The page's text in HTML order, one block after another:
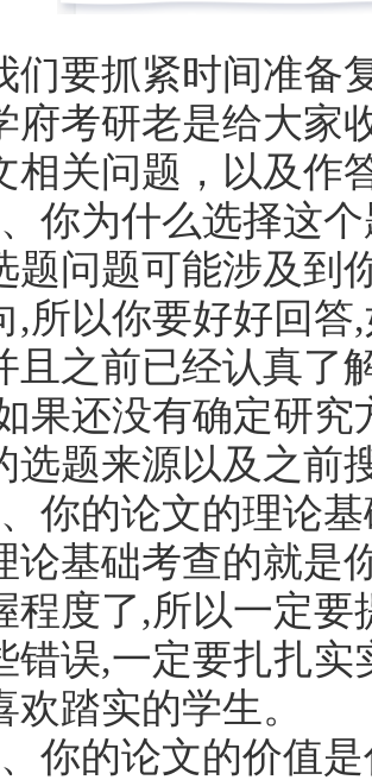
要抓紧时间准备
研老是给大家收
相关问题，以及作
为什么选择这个
题可能涉及到你
,所以你要好好回
且之前已经认真了
果还没有确定研
选题来源以及之前
的论文的理论基
础考查的就是你
程度了,所以一定
错误,一定要扎扎
欢踏实的学生。
的论文的价值是